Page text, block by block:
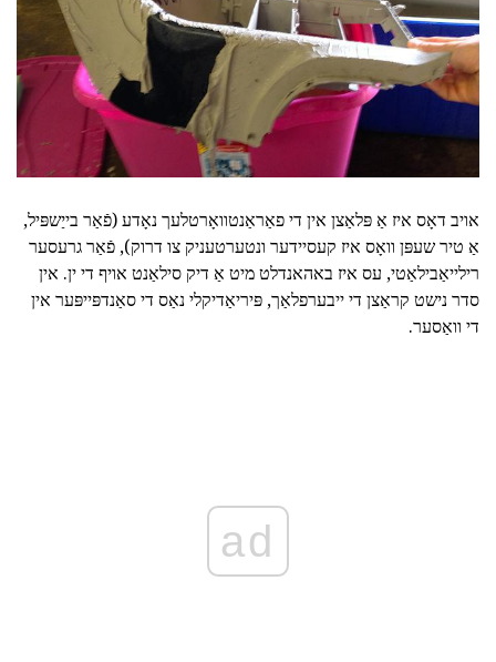
אויב דאָס איז אַ פּלאַצן אין די פאַראַנטוואָרטלעך נאָדע (פֿאַר בייַשפּיל,
אַ טיר שעפּן וואָס איז קעסיידער ונטערטעניק צו דרוק), פֿאַר גרעסער
רילייאַבילאַטי, עס איז באהאנדלט מיט אַ דיק סילאַנט אויף די ין. אין
סדר נישט קראַצן די ייבערפלאַך, פּיריאַדיקלי נאַס די סאַנדפּייפּער אין
די וואַסער.
ad